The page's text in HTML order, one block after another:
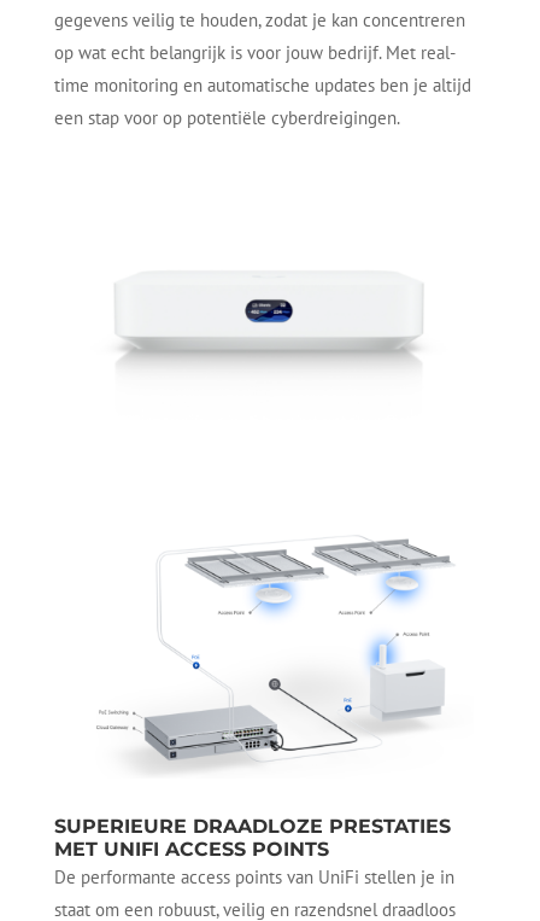
gegevens veilig te houden, zodat je kan concentreren
op wat echt belangrijk is voor jouw bedrijf. Met real-
time monitoring en automatische updates ben je altijd
een stap voor op potentiële cyberdreigingen.
SUPERIEURE DRAADLOZE PRESTATIES
MET UNIFI ACCESS POINTS
De performante access points van UniFi stellen je in
staat om een robuust, veilig en razendsnel draadloos